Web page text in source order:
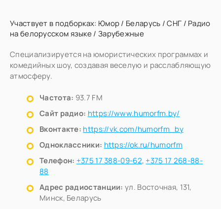
Участвует в подборках: Юмор/ Беларусь /СНГ / Радио
на белорусском языке/ Зарубежные
Специализируется на юмористических программах и
комедийных шоу, создавая веселую и расслабляющую
атмосферу.
Частота: 93.7 FM
Сайт радио: https://www.humorfm.by/
Вконтакте: https://vk.com/humorfm_by
Одноклассники: https://ok.ru/humorfm
Телефон: +375 17 388-09-62, +375 17 268-88-
88
Адрес радиостанции: ул. Восточная, 131,
Минск, Беларусь